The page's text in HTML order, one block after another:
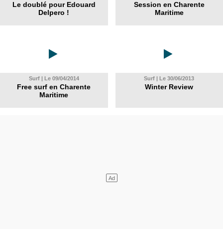
Le doublé pour Edouard
Delpero !
Session en Charente
Maritime
Surf | Le 09/04/2014
Free surf en Charente
Maritime
Surf | Le 30/06/2013
Winter Review